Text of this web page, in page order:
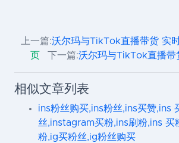
上一篇:沃尔玛与TikTok直播带货 实
页
下一篇:沃尔玛与TikTok直播带
相似文章列表
ins粉丝购买,ins粉丝,ins买赞,ins
丝,instagram买粉,ins刷粉,ins 买
粉,ig买粉丝,ig粉丝购买